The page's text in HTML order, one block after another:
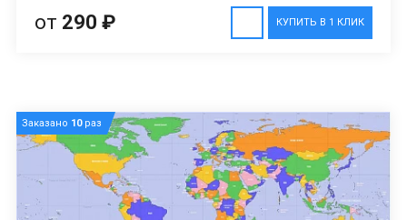
КУПИТЬ В 1 КЛИК
от 290 ₽
Заказано 10раз